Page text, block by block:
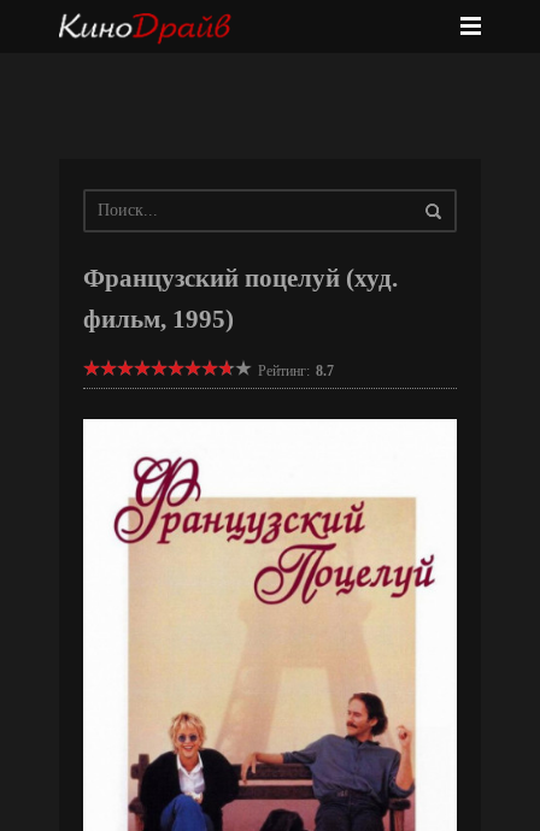
Французский поцелуй (худ.
фильм, 1995)
Рейтинг: 8.7